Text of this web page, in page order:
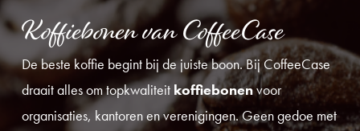
Koffiebonen van CoffeeCase
De beste koffie begint bij de juiste boon. Bij CoffeeCase
draait alles om topkwaliteit koffiebonenvoor
organisaties, kantoren en verenigingen. Geen gedoe met